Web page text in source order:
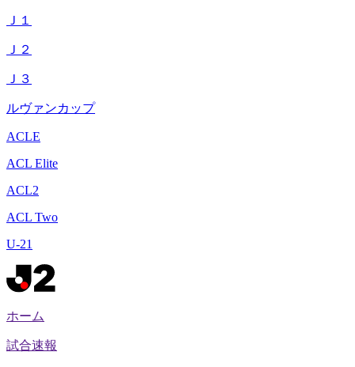
Ｊ１
Ｊ２
Ｊ３
ルヴァンカップ
ACLE
ACL Elite
ACL2
ACL Two
U-21
ホーム
試合速報